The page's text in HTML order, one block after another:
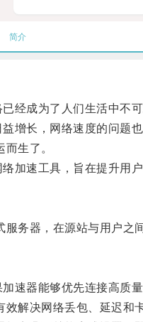
简介
成为了人们生活中不可
长，网络速度的问题也
生了。
速工具，旨在提升用户
器，在源站与用户之间
器能够优先连接高质量
决网络丢包、延迟和卡